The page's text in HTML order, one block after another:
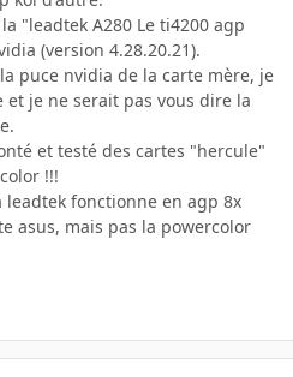
"leadtek A280 Le ti4200 agp
(version 4.28.20.21).
puce nvidia de la carte mère, je
je ne serait pas vous dire la
et testé des cartes "hercule"
!!!
fonctionne en agp 8x
asus, mais pas la powercolor